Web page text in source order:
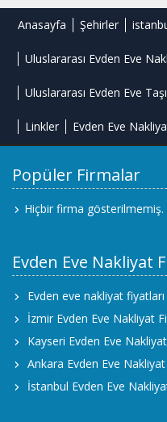
Anasayfa Şehirler
Uluslararası Evden Eve
Uluslararası Evden Eve
Linkler Evden Eve
Popüler Firmalar
Hiçbir firma gösterilmemiş.
Evden Eve Nakliyat
Evden eve nakliyat fiyatları
İzmir Evden Eve Nakliyat
Kayseri Evden Eve
Ankara Evden Eve Nakliyat
İstanbul Evden Eve